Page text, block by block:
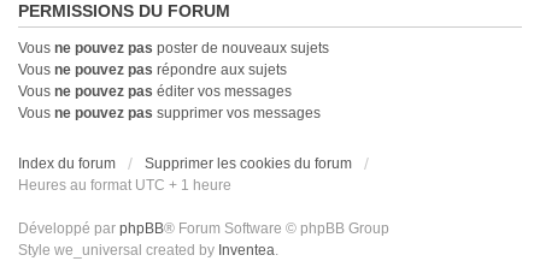
PERMISSIONS DU FORUM
Vous ne pouvez pas poster de nouveaux sujets
Vous ne pouvez pas répondre aux sujets
Vous ne pouvez pas éditer vos messages
Vous ne pouvez pas supprimer vos messages
Index du forum
Supprimer les cookies du forum
Heures au format UTC + 1 heure
Développé par phpBB® Forum Software © phpBB Group
Style we_universal created by Inventea.